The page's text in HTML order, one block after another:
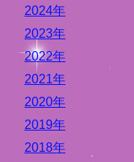
2024年
2023年
2022年
2021年
2020年
2019年
2018年